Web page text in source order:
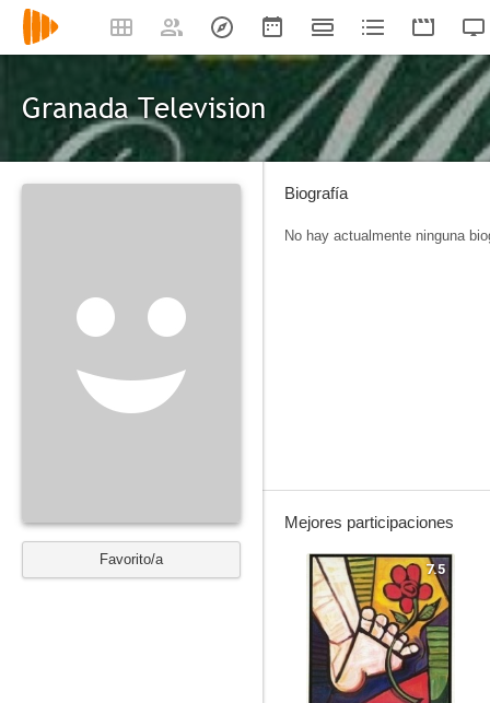
Granada Television
Favorito/a
Biografía
No hay actualmente ninguna
Mejores participaciones
7.5